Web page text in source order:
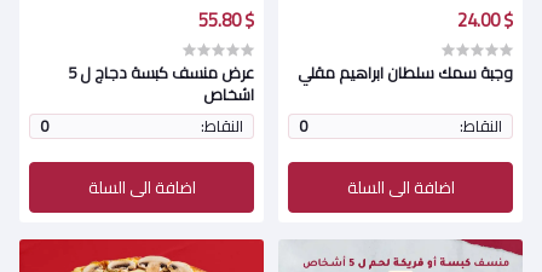
$ 24.00
وجبة سمك سلطان ابراهيم مقلي
النقاط:
0
اضافة الى السلة
$ 55.80
عرض منسف كبسة دجاج ل 5
اشخاص
النقاط:
0
اضافة الى السلة